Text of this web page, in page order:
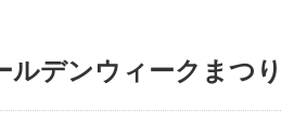
ルデンウィークまつ